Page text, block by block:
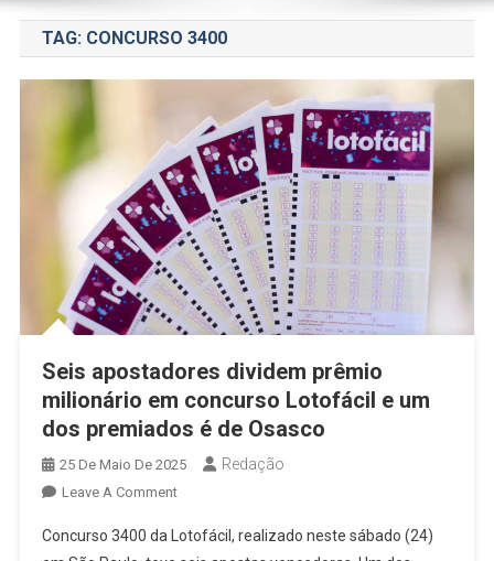
TAG: CONCURSO 3400
Seis apostadores dividem prêmio
milionário em concurso Lotofácil e um
dos premiados é de Osasco
25 De Maio De 2025 Redação
Leave A CommentOn
Apostadores
Concurso 3400 da Lotofácil, realizado neste sábado (24)